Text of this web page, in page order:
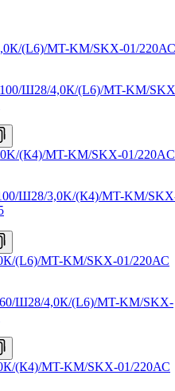
100/Ш28/4,0К/(L6)/MT-KM/
Ш28/3,0K/(К4)/MT-KM/
60/Ш28/4,0К/(L6)/MT-KM/SKX-